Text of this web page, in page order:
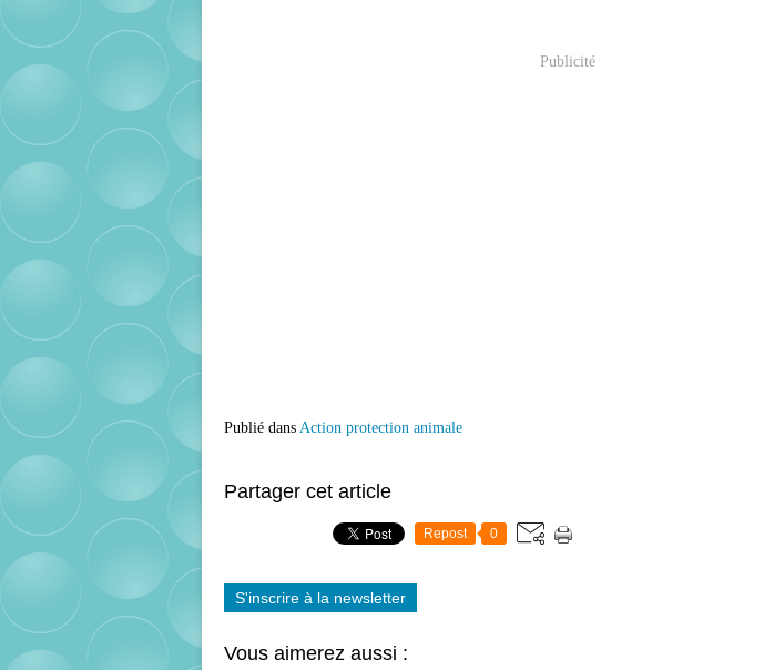
Publicité
Publié dans Action protection animale
Partager cet article
Repost 0
S'inscrire à la newsletter
Vous aimerez aussi :